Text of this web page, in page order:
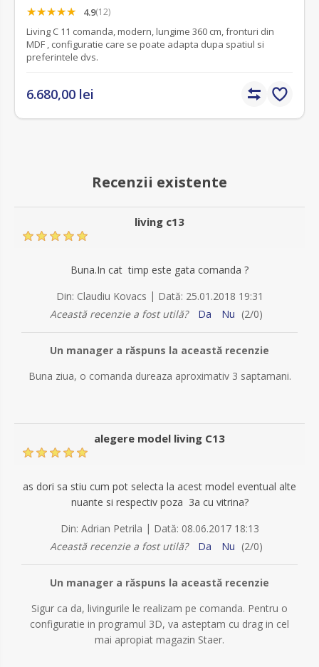
4.9(12)
Living C 11 comanda, modern, lungime 360 cm, fronturi din
MDF , configuratie care se poate adapta dupa spatiul si
preferintele dvs.
6.680,00 lei
Recenzii existente
living c13
Buna.In cat timp este gata comanda ?
Din: Claudiu Kovacs | Dată: 25.01.2018 19:31
Această recenzie a fost utilă?
Da Nu (2/0)
Un manager a răspuns la această recenzie
Buna ziua, o comanda dureaza aproximativ 3 saptamani.
alegere model living C13
as dori sa stiu cum pot selecta la acest model eventual alte
nuante si respectiv poza 3a cu vitrina?
Din: Adrian Petrila | Dată: 08.06.2017 18:13
Această recenzie a fost utilă?
Da Nu (2/0)
Un manager a răspuns la această recenzie
Sigur ca da, livingurile le realizam pe comanda. Pentru o
configuratie in programul 3D, va asteptam cu drag in cel
mai apropiat magazin Staer.